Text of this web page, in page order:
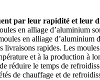
par leur rapidité et leur
en alliage d’aluminium
en alliage d’aluminium
rapides. Les
et à la production à
réduire le temps de
de chauffage et de